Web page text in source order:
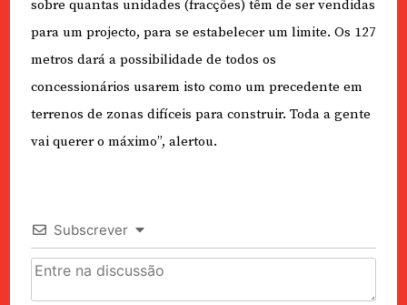
sobre quantas unidades (fracções) têm de ser vendidas
para um projecto, para se estabelecer um limite. Os 127
metros dará a possibilidade de todos os
concessionários usarem isto como um precedente em
terrenos de zonas difíceis para construir. Toda a gente
vai querer o máximo”, alertou.
Subscrever